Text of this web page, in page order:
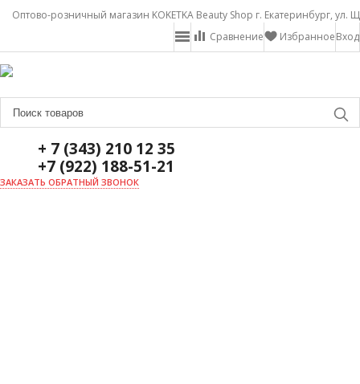
Оптово-розничный магазин KOKETKA Beauty Shop г. Екатеринбург, ул.
Вход
Избранное
Сравнение
+ 7 (343) 210 12 35
+7 (922) 188-51-21
ЗАКАЗАТЬ ОБРАТНЫЙ ЗВОНОК